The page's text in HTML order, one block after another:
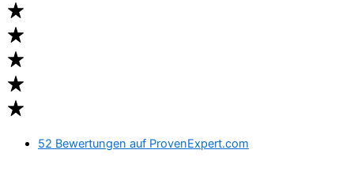
52 Bewertungen auf ProvenExpert.com